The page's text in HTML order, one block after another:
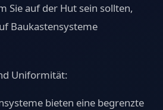
Sie auf der Hut sein sollten,
Baukastensysteme
Uniformität:
bieten eine begrenzte